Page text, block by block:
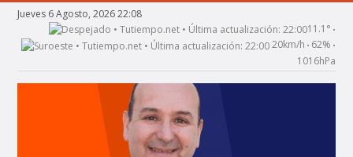
Jueves 6 Agosto, 2026 22:08
11.1° •
20km/h • 62% •
1016hPa